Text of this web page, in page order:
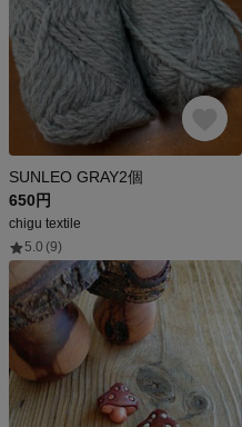
SUNLEO GRAY2個
650円
chigu textile
5.0 (9)